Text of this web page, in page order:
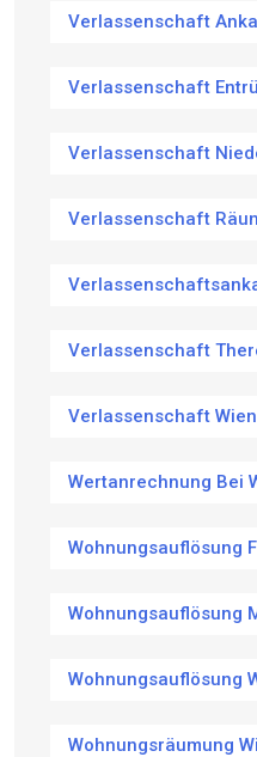
Verlassenschaft
Verlassenschaft
Verlassenschaft
Verlassenschaft
Verlassenschaft
Verlassenschaft Wien
Wertanrechnung Bei
Wohnungsauflösung
Wohnungsauflösung
Wohnungsauflösung
Wohnungsräumung